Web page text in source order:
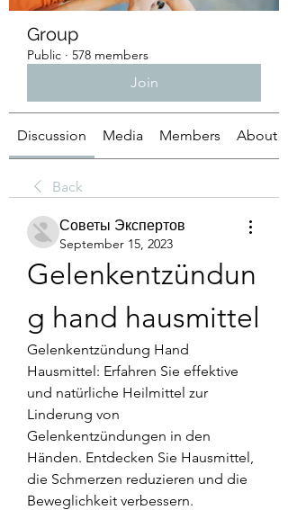
Group
Public · 578 members
Join
Discussion Media Members About
Back
Советы Экспертов
September 15, 2023
Gelenkentzündun
g hand hausmittel
Gelenkentzündung Hand
Hausmittel: Erfahren Sie effektive
und natürliche Heilmittel zur
Linderung von
Gelenkentzündungen in den
Händen. Entdecken Sie Hausmittel,
die Schmerzen reduzieren und die
Beweglichkeit verbessern.